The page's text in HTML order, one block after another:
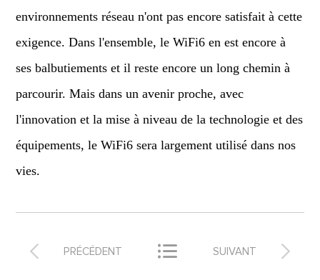
environnements réseau n'ont pas encore satisfait à cette
exigence. Dans l'ensemble, le WiFi6 en est encore à
ses balbutiements et il reste encore un long chemin à
parcourir. Mais dans un avenir proche, avec
l'innovation et la mise à niveau de la technologie et des
équipements, le WiFi6 sera largement utilisé dans nos
vies.
 PRÉCÉDENT  
SUIVANT